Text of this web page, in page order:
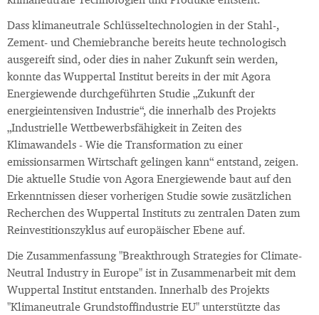
Dass klimaneutrale Schlüsseltechnologien in der Stahl-,
Zement- und Chemiebranche bereits heute technologisch
ausgereift sind, oder dies in naher Zukunft sein werden,
konnte das Wuppertal Institut bereits in der mit Agora
Energiewende durchgeführten Studie „Zukunft der
energieintensiven Industrie“, die innerhalb des Projekts
„Industrielle Wettbewerbsfähigkeit in Zeiten des
Klimawandels - Wie die Transformation zu einer
emissionsarmen Wirtschaft gelingen kann“ entstand, zeigen.
Die aktuelle Studie von Agora Energiewende baut auf den
Erkenntnissen dieser vorherigen Studie sowie zusätzlichen
Recherchen des Wuppertal Instituts zu zentralen Daten zum
Reinvestitionszyklus auf europäischer Ebene auf.
Die Zusammenfassung "Breakthrough Strategies for Climate-
Neutral Industry in Europe" ist in Zusammenarbeit mit dem
Wuppertal Institut entstanden. Innerhalb des Projekts
"Klimaneutrale Grundstoffindustrie EU" unterstützte das